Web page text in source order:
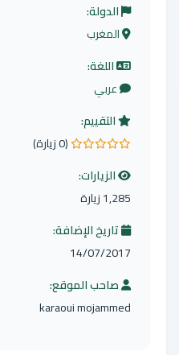
الدولة:
المغرب
اللغة:
عربي
التقييم:
0.0 من 5 نجوم
(0 زيارة)
الزيارات:
1,285 زيارة
تاريخ الإضافة:
14/07/2017
صاحب الموقع:
karaoui mojammed